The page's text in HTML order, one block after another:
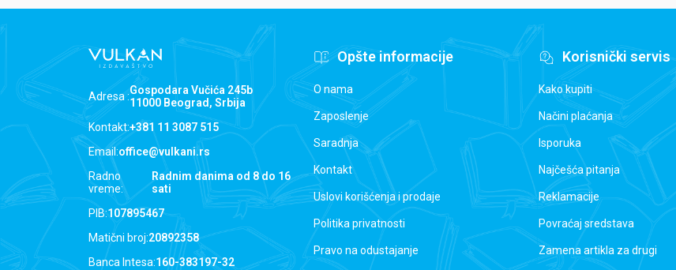
Adresa :Gospodara Vučića 245b
11000 Beograd, Srbija
Kontakt:+381 11 3087 515
Email:office@vulkani.rs
Radno
vreme:
Radnim danima od 8 do 16
sati
PIB:107895467
Matični broj:20892358
Banca Intesa:160-383197-32
Opšte informacije
O nama
Zaposlenje
Saradnja
Kontakt
Uslovi korišćenja i prodaje
Politika privatnosti
Pravo na odustajanje
Korisnički servis
Kako kupiti
Načini plaćanja
Isporuka
Najčešća pitanja
Reklamacije
Povraćaj sredstava
Zamena artikla za drugi